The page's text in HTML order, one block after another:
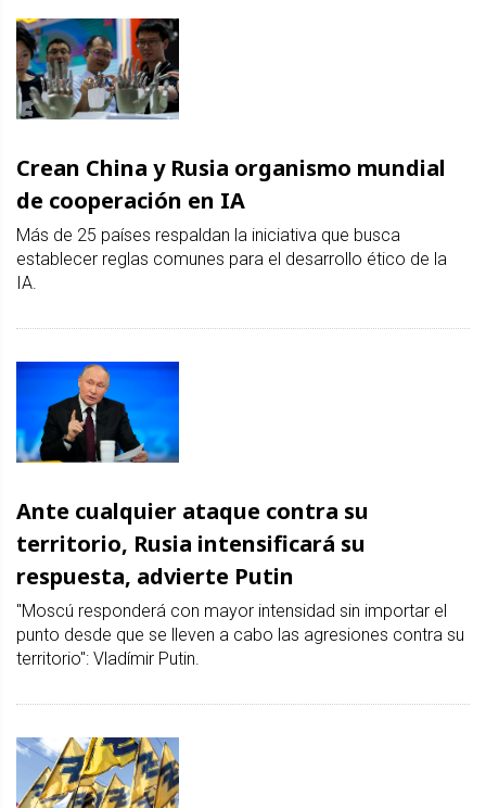
Crean China y Rusia organismo mundial
de cooperación en IA
Más de 25 países respaldan la iniciativa que busca
establecer reglas comunes para el desarrollo ético de la
IA.
Ante cualquier ataque contra su
territorio, Rusia intensificará su
respuesta, advierte Putin
"Moscú responderá con mayor intensidad sin importar el
punto desde que se lleven a cabo las agresiones contra su
territorio": Vladímir Putin.